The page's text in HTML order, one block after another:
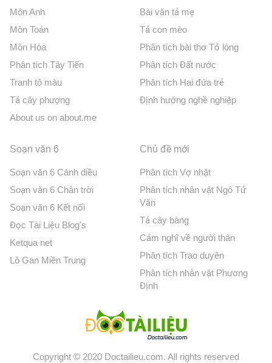
Môn Anh
Môn Toán
Môn Hóa
Phân tích Tây Tiến
Tranh tô màu
Tả cây phượng
About us on about.me
Bài văn tả mẹ
Tả con mèo
Phân tích bài thơ Tỏ lòng
Phân tích Đất nước
Phân tích Hai đứa trẻ
Định hướng nghề nghiệp
Soạn văn 6
Soạn văn 6 Cánh diều
Soạn văn 6 Chân trời
Soạn văn 6 Kết nối
Đọc Tài Liệu Blog's
Ketqua net
Lô Gan Miền Trung
Chủ đề mới
Phân tích Vợ nhặt
Phân tích nhân vật Ngô Tử
Văn
Tả cây bàng
Cảm nghĩ về người thân
Phân tích Trao duyên
Phân tích nhân vật Phương
Định
Copyright © 2020 Doctailieu.com. All rights reserved